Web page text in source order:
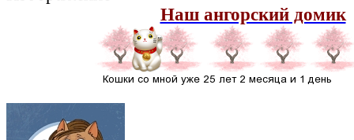
Наш ангорский домик